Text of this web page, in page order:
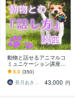
動物と話せるアニマルコ
ミュニケーション講座し
ます ペットの声聞いてみ
ませんか？独学でできる
動画講座
5.0 (350)
長月あき（aki）
43,000 円